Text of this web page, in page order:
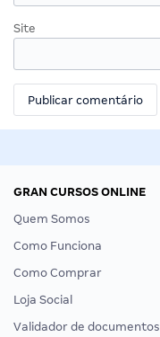
Site
GRAN CURSOS ONLINE
Quem Somos
Como Funciona
Como Comprar
Loja Social
Validador de documentos